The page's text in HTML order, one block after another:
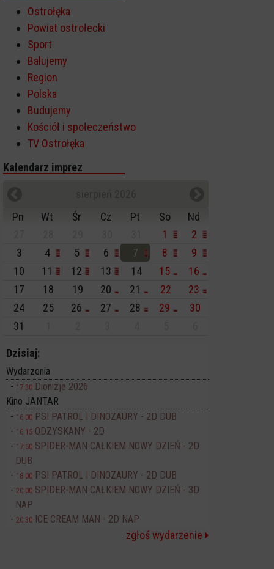
Ostrołęka
Powiat ostrołecki
Sport
Balujemy
Region
Polska
Budujemy
Kościół i społeczeństwo
TV Ostrołęka
Kalendarz imprez
Pn
Wt Śr Cz Pt So
Nd
1
2
3
4 5 6 7 8
9
10
11 12 13 14 15
16
17
18 19 20 21 22
23
24
25 26 27 28 29
30
31
Dzisiaj:
Wydarzenia
17:30 Dionizje 2026
Kino JANTAR
16:00 PSI PATROL I DINOZAURY - 2D DUB
16:15 ODZYSKANY - 2D
17:50 SPIDER-MAN CAŁKIEM NOWY DZIEŃ - 2D
DUB
18:00 PSI PATROL I DINOZAURY - 2D DUB
20:00 SPIDER-MAN CAŁKIEM NOWY DZIEŃ - 3D
NAP
20:30 ICE CREAM MAN - 2D NAP
zgłoś wydarzenie